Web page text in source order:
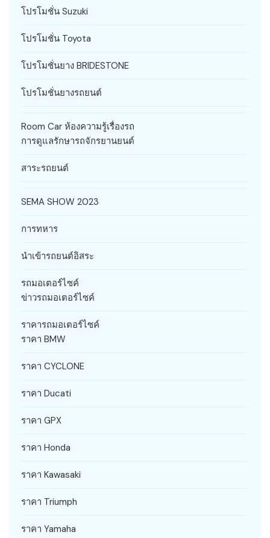
โปรโมชั่น Suzuki
โปรโมชั่น Toyota
โปรโมชั่นยาง BRIDESTONE
โปรโมชั่นยางรถยนต์
Room Car ห้องความรู้เรื่องรถ
การดูแลรักษารถจักรยานยนต์
สาระรถยนต์
SEMA SHOW 2023
การทหาร
นำเข้ารถยนต์อิสระ
รถมอเตอร์ไซค์
ข่าวรถมอเตอร์ไซค์
ราคารถมอเตอร์ไซค์
ราคา BMW
ราคา CYCLONE
ราคา Ducati
ราคา GPX
ราคา Honda
ราคา Kawasaki
ราคา Triumph
ราคา Yamaha